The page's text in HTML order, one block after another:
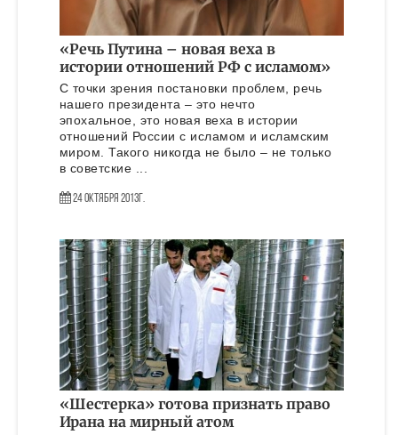
«Речь Путина – новая веха в
истории отношений РФ с исламом»
С точки зрения постановки проблем, речь
нашего президента – это нечто
эпохальное, это новая веха в истории
отношений России с исламом и исламским
миром. Такого никогда не было – не только
в советские ...
24 Октября 2013г.
«Шестерка» готова признать право
Ирана на мирный атом